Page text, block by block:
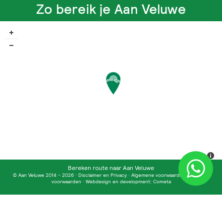
Zo bereik je Aan Veluwe
Bereken route naar Aan Veluwe
© Aan Veluwe 2014 - 2026 · Disclaimer en Privacy · Algemene voorwaarden ·Recron-
voorwaarden · Webdesign en development: Cometa